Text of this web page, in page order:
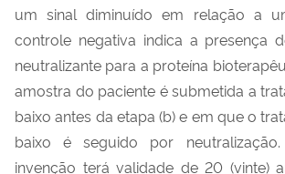
um sinal diminuído em relação a
controle negativa indica a presença
neutralizante para a proteína
amostra do paciente é submetida a
baixo antes da etapa (b) e em que o
baixo é seguido por
invenção terá validade de 20 (vinte)